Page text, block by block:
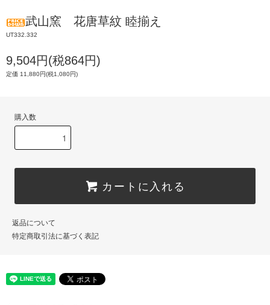
武山窯 花唐草紋 睦揃え
UT332.332
9,504円(税864円)
定価 11,880円(税1,080円)
購入数
カートに入れる
返品について
特定商取引法に基づく表記